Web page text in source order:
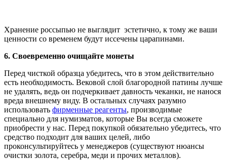
Хранение россыпью не выглядит эстетично, к тому же ваши
ценности со временем будут иссечены царапинами.
6. Своевременно очищайте монеты
Перед чисткой образца убедитесь, что в этом действительно
есть необходимость. Вековой слой благородной патины лучше
не удалять, ведь он подчеркивает давность чеканки, не нанося
вреда внешнему виду. В остальных случаях разумно
использовать фирменные реагенты, производимые
специально для нумизматов, которые Вы всегда сможете
приобрести у нас. Перед покупкой обязательно убедитесь, что
средство подходит для ваших целей, либо
проконсультируйтесь у менеджеров (существуют нюансы
очистки золота, серебра, меди и прочих металлов).